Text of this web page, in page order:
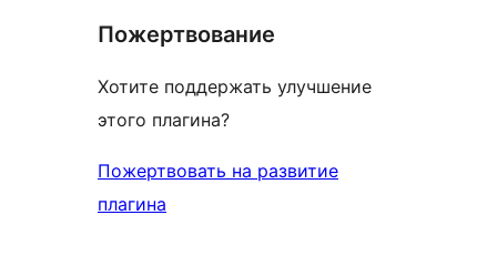
Пожертвование
Хотите поддержать улучшение
этого плагина?
Пожертвовать на развитие
плагина